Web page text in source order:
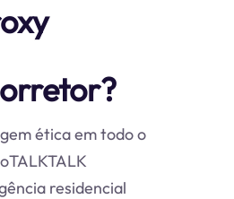
ética em todo o
residencial